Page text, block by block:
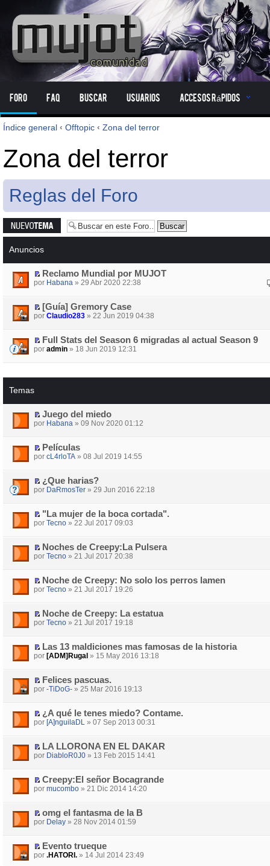
Foro FAQ Buscar Usuarios Accesos Rápidos
Índice general ‹ Offtopic ‹ Zona del terror
Zona del terror
Reglas del Foro
Publicar un
nuevo tema
Anuncios
Reclamo Mundial por MUJOT
por Habana » 29 Abr 2020 22:38
[Guía] Gremory Case
por Claudio283 » 22 Jun 2019 04:38
Full Stats del Season 6 migradas al actual Season 9
por admin » 18 Jun 2019 12:31
Temas
Juego del miedo
por Habana » 09 Nov 2020 01:12
Películas
por cL4rloTA » 08 Jul 2019 14:55
¿Que harias?
por DaRmosTer » 29 Jun 2016 22:18
"La mujer de la boca cortada".
por Tecno » 22 Jul 2017 09:03
Noches de Creepy:La Pulsera
por Tecno » 21 Jul 2017 20:38
Noche de Creepy: No solo los perros lamen
por Tecno » 21 Jul 2017 19:26
Noche de Creepy: La estatua
por Tecno » 21 Jul 2017 19:18
Las 13 maldiciones mas famosas de la historia
por [ADM]Rugal » 15 May 2016 13:18
Felices pascuas.
por -TiDoG- » 25 Mar 2016 19:13
¿A qué le tenes miedo? Contame.
por [A]nguilaDL » 07 Sep 2013 00:31
LA LLORONA EN EL DAKAR
por DiabloR0J0 » 13 Feb 2015 14:41
Creepy:El señor Bocagrande
por mucombo » 21 Dic 2014 14:20
omg el fantasma de la B
por Delay » 28 Nov 2014 01:59
Evento trueque
por .HATORI. » 14 Jul 2014 23:49